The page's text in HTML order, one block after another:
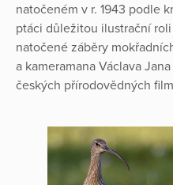
natočeném v r. 1943 podle
ptáci důležitou ilustrační
natočené záběry
a kameramana Václava
českých přírodovědných